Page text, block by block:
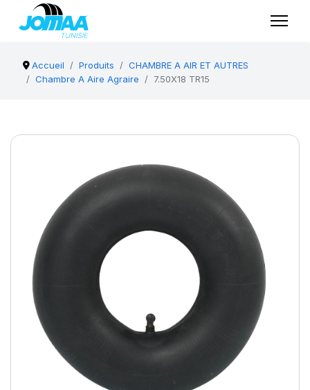
Accueil Produits
CHAMBRE A AIR ET AUTRES
Chambre A Aire Agraire
7.50X18 TR15